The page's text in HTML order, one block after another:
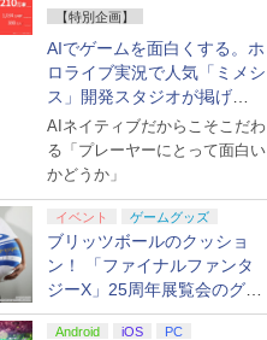
【特別企画】
AIでゲームを面白くする。ホ
ロライブ実況で人気「ミメシ
ス」開発スタジオが掲げ
る“AI活用の信念”とは？【講
演レポート】
AIネイティブだからこそこだわ
る「プレーヤーにとって面白い
かどうか」
イベント ゲームグッズ
ブリッツボールのクッショ
ン！ 「ファイナルファンタ
ジーX」25周年展覧会のグッ
ズ情報が公開
Android iOS PC